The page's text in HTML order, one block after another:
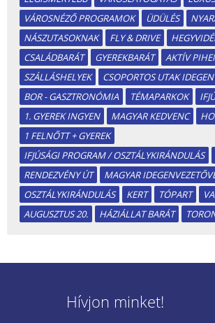
VÁROSNÉZŐ PROGRAMOK
ÜDÜLÉS
NÁSZUTASOKNAK
FLY & DRIVE
CSALÁDBARÁT
GYEREKBARÁT AKTÍV
SZÁLLÁSHELYEK
CSOPORTOS UTAK
BOR - GASZTRONÓMIA
TÉMAPARKOK
1. GYEREK INGYEN
MAGYAR KEDVENC
1 FELNŐTT + GYEREK
IFJÚSÁGI PROGRAM / OSZTÁLYKIRÁNDULÁS
RENDEZVÉNY ÚT
MAGYAR
OSZTÁLYKIRÁNDULÁS
KERT TÓPART
AUGUSZTUS 20.
HÁZIÁLLAT BARÁT
Hívjon minket!